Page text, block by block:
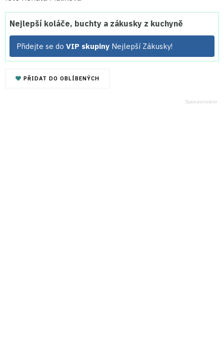
Nejlepší koláče, buchty a zákusky z kuchyně
Přidejte se do VIP skupiny Nejlepší Zákusky!
PŘIDAT DO OBLÍBENÝCH